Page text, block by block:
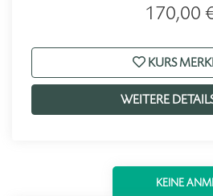
170,00
KURS
WEITERE
KEINE